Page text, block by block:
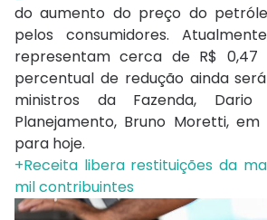
do aumento do preço do
pelos consumidores.
representam cerca de R$
percentual de redução ainda
ministros da Fazenda,
Planejamento, Bruno Moretti,
para hoje.
+Receita libera restituições da
mil contribuintes